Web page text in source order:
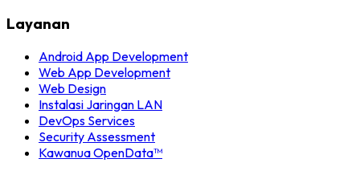
Layanan
Android App Development
Web App Development
Web Design
Instalasi Jaringan LAN
DevOps Services
Security Assessment
Kawanua OpenData™